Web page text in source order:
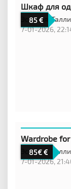
85
Шкаф для
Эстония,
7-01-2026,
85€
Wardrobe
Эстония,
7-01-2026,